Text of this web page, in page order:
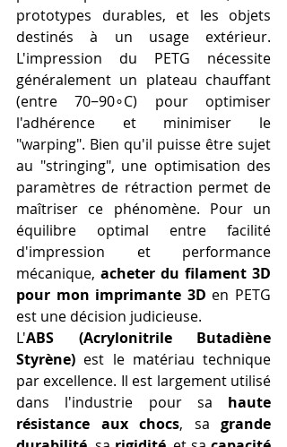
prototypes durables, et les objets
destinés à un usage extérieur.
L'impression du PETG nécessite
généralement un plateau chauffant
(entre 70−90∘C) pour optimiser
l'adhérence et minimiser le
"warping". Bien qu'il puisse être sujet
au "stringing", une optimisation des
paramètres de rétraction permet de
maîtriser ce phénomène. Pour un
équilibre optimal entre facilité
d'impression et performance
mécanique, acheter du filament 3D
pour mon imprimante 3D en PETG
est une décision judicieuse.
L'ABS (Acrylonitrile Butadiène
Styrène) est le matériau technique
par excellence. Il est largement utilisé
dans l'industrie pour sa haute
résistance aux chocs, sa grande